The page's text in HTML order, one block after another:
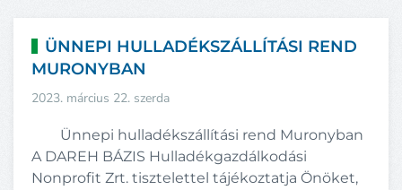
ÜNNEPI HULLADÉKSZÁLLÍTÁSI REND
MURONYBAN
2023. március 22. szerda
Ünnepi hulladékszállítási rend Muronyban
A DAREH BÁZIS Hulladékgazdálkodási
Nonprofit Zrt. tisztelettel tájékoztatja Önöket,